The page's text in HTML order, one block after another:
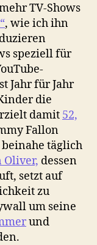
TV-Shows
, wie ich ihn
speziell für
Jahr für Jahr
die
damit 52,
Fallon
täglich
Oliver, dessen
setzt auf
zu
um seine
und